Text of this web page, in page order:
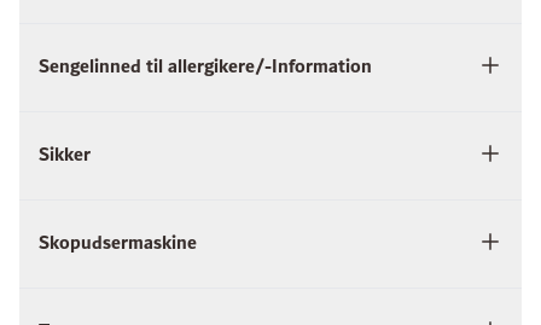
Sengelinned til allergikere/-Information
Sikker
Skopudsermaskine